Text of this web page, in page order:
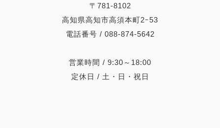
〒781-8102
高知県高知市高須本町2ｰ53
電話番号 / 088-874-5642
営業時間 / 9:30～18:00
定休日 / 土・日・祝日